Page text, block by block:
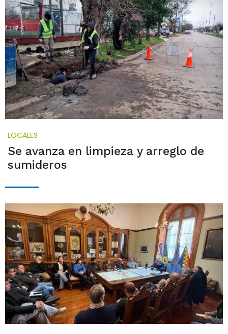
LOCALES
Se avanza en limpieza y arreglo de
sumideros